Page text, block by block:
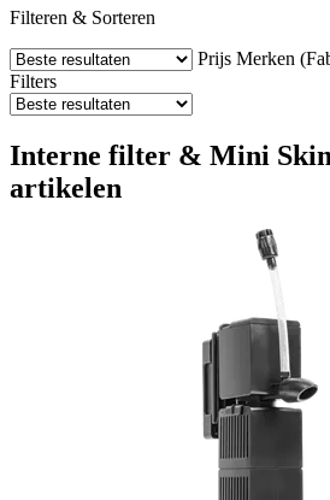
Filteren & Sorteren
Prijs Merken
Filters
Interne filter & Mini
artikelen